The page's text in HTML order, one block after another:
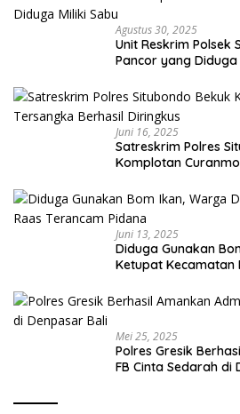
Agustus 30, 2025
Unit Reskrim Polsek
Pancor yang Diduga
Juni 16, 2025
Satreskrim Polres
Komplotan
Juni 13, 2025
Diduga Gunakan
Ketupat Kecamatan
Mei 25, 2025
Polres Gresik
FB Cinta Sedarah di